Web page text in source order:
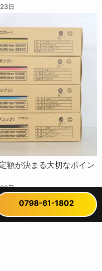
日
額が決まる大切なポイン
日
0798-61-1802
0798-61-1802